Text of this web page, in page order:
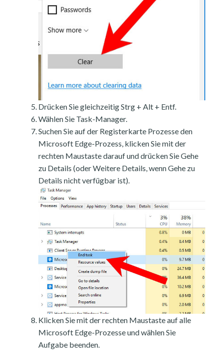
Drücken Sie gleichzeitig Strg + Alt + Entf.
Wählen Sie Task-Manager.
Suchen Sie auf der Registerkarte Prozesse den
Microsoft Edge-Prozess, klicken Sie mit der
rechten Maustaste darauf und drücken Sie Gehe
zu Details (oder Weitere Details, wenn Gehe zu
Details nicht verfügbar ist).
Klicken Sie mit der rechten Maustaste auf alle
Microsoft Edge-Prozesse und wählen Sie
Aufgabe beenden.